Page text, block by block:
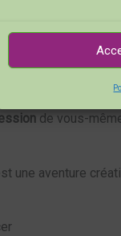
manière de se
!
œuvres
de vous-
une aventure